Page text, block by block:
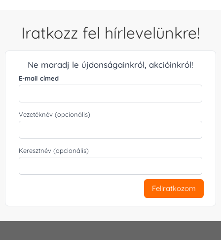
Iratkozz fel hírlevelünkre!
Ne maradj le újdonságainkról, akcióinkról!
E-mail címed
Vezetéknév (opcionális)
Keresztnév (opcionális)
Feliratkozom